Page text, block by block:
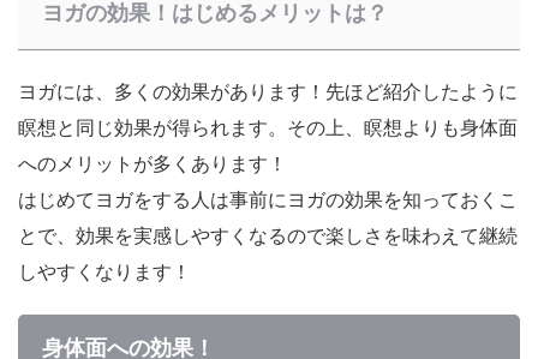
ヨガの効果！はじめるメリットは？
ヨガには、多くの効果があります！先ほど紹介したように
瞑想と同じ効果が得られます。その上、瞑想よりも身体面
へのメリットが多くあります！
はじめてヨガをする人は事前にヨガの効果を知っておくこ
とで、効果を実感しやすくなるので楽しさを味わえて継続
しやすくなります！
身体面への効果！